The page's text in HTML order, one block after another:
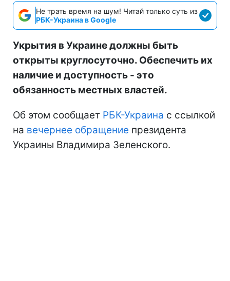
Не трать время на шум! Читай только суть из
РБК-Украина в Google
Укрытия в Украине должны быть
открыты круглосуточно. Обеспечить их
наличие и доступность - это
обязанность местных властей.
Об этом сообщает РБК-Украина с ссылкой
на вечернее обращение президента
Украины Владимира Зеленского.